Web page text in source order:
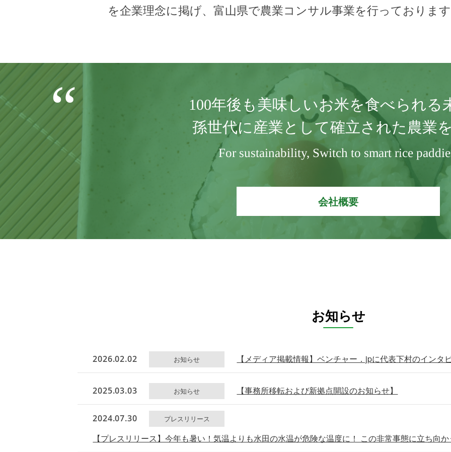
を企業理念に掲げ、富山県で農業コンサル事業を行っております
100年後も美味しいお米を食べられる
孫世代に産業として確立された農業
For sustainability, Switch to smart rice
会社概要
お知らせ
2026.02.02 お知らせ 【メディア掲載情報】ベンチャー．jpに代表下村のインタ
2025.03.03 お知らせ 【事務所移転および新拠点開設のお知らせ】
2024.07.30 プレスリリース
【プレスリリース】今年も暑い！気温よりも水田の水温が危険な温度に！ この非常事態に立ち向か